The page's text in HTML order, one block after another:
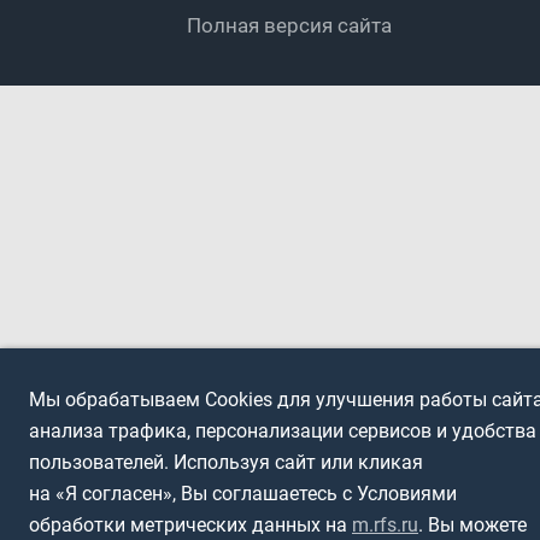
Спортсмены с ОВЗ
Полная версия сайта
Мы обрабатываем Cookies для улучшения работы
анализа трафика, персонализации сервисов и удобства
пользователей. Используя сайт или кликая
на «Я согласен», Вы соглашаетесь с Условиями
обработки метрических данных на m.rfs.ru. Вы можете